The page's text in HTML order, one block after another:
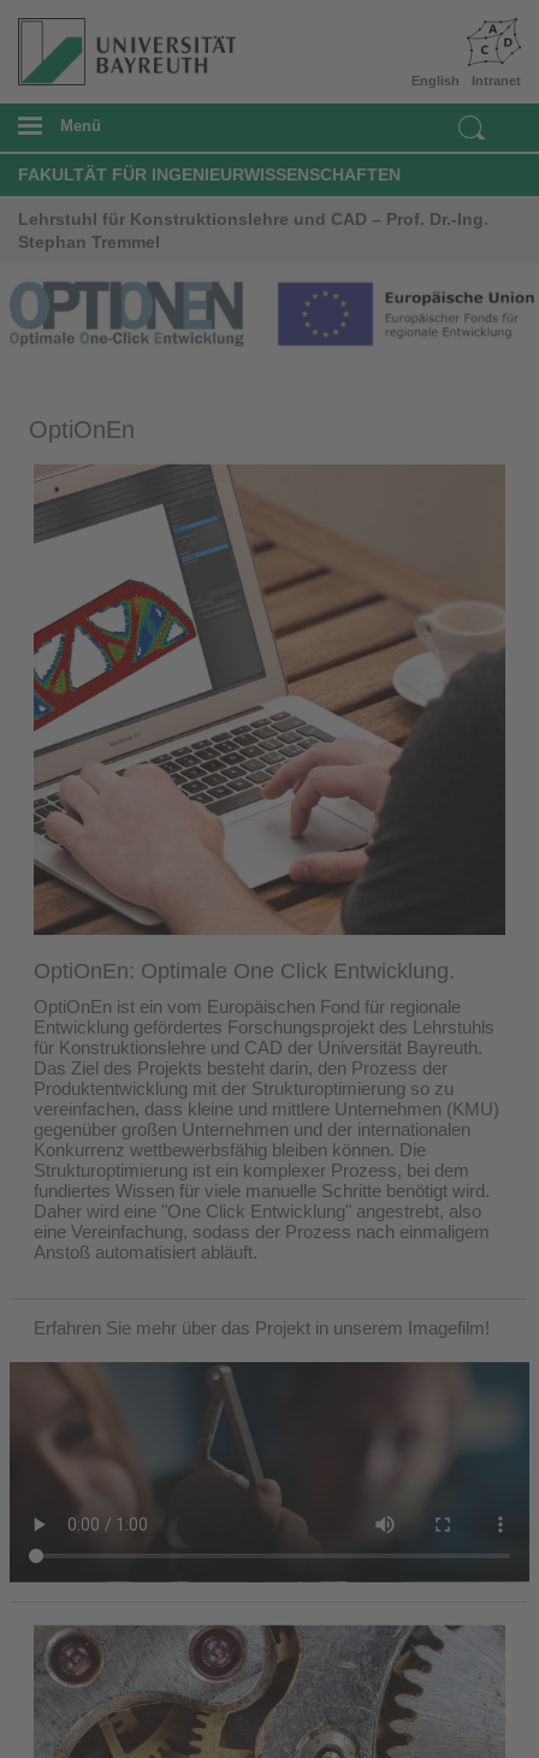
Intranet
English
Menü
FAKULTÄT FÜR INGENIEURWISSENSCHAFTEN
Lehrstuhl für Konstruktionslehre und CAD – Prof. Dr.-Ing.
Stephan Tremmel
OptiOnEn
OptiOnEn: Optimale One Click Entwicklung.
OptiOnEn ist ein vom Europäischen Fond für regionale
Entwicklung gefördertes Forschungsprojekt des Lehrstuhls
für Konstruktionslehre und CAD der Universität Bayreuth.
Das Ziel des Projekts besteht darin, den Prozess der
Produktentwicklung mit der Strukturoptimierung so zu
vereinfachen, dass kleine und mittlere Unternehmen (KMU)
gegenüber großen Unternehmen und der internationalen
Konkurrenz wettbewerbsfähig bleiben können. Die
Strukturoptimierung ist ein komplexer Prozess, bei dem
fundiertes Wissen für viele manuelle Schritte benötigt wird.
Daher wird eine "One Click Entwicklung" angestrebt, also
eine Vereinfachung, sodass der Prozess nach einmaligem
Anstoß automatisiert abläuft.
Erfahren Sie mehr über das Projekt in unserem Imagefilm!